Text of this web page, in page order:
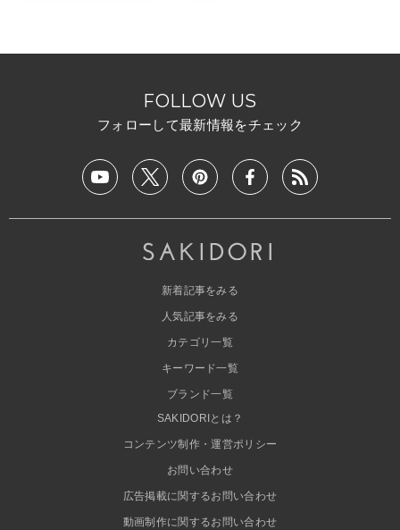
FOLLOW US
フォローして最新情報をチェック
新着記事をみる
人気記事をみる
カテゴリ一覧
キーワード一覧
ブランド一覧
SAKIDORIとは？
コンテンツ制作・運営ポリシー
お問い合わせ
広告掲載に関するお問い合わせ
動画制作に関するお問い合わせ